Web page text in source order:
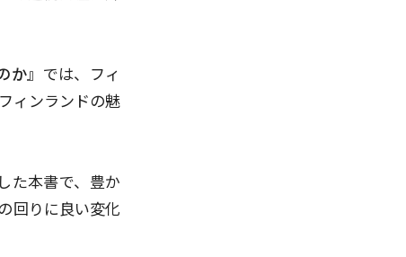
か』 では、フィ
ィンランドの魅
た本書で、豊か
回りに良い変化